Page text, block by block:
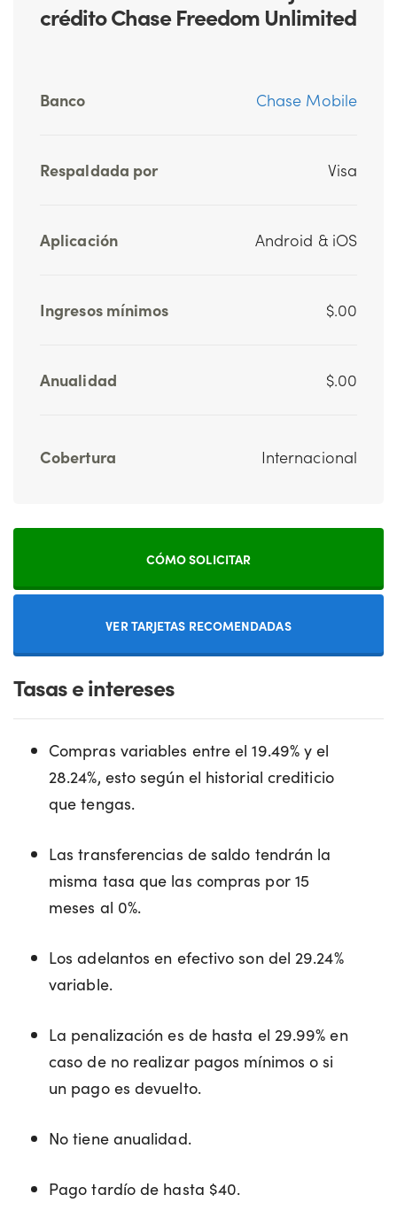
crédito Chase Freedom Unlimited
Banco Chase Mobile
Respaldada por Visa
Aplicación Android & iOS
Ingresos mínimos $.00
Anualidad $.00
Cobertura Internacional
CÓMO SOLICITAR
VER TARJETAS RECOMENDADAS
Tasas e intereses
Compras variables entre el 19.49% y el
28.24%, esto según el historial crediticio
que tengas.
Las transferencias de saldo tendrán la
misma tasa que las compras por 15
meses al 0%.
Los adelantos en efectivo son del 29.24%
variable.
La penalización es de hasta el 29.99% en
caso de no realizar pagos mínimos o si
un pago es devuelto.
No tiene anualidad.
Pago tardío de hasta $40.